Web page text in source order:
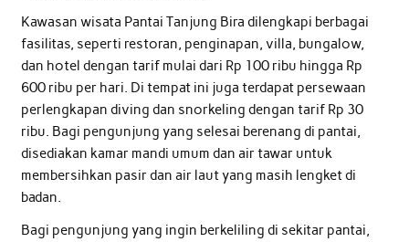
Kawasan wisata Pantai Tanjung Bira dilengkapi berbagai
fasilitas, seperti restoran, penginapan, villa, bungalow,
dan hotel dengan tarif mulai dari Rp 100 ribu hingga Rp
600 ribu per hari. Di tempat ini juga terdapat persewaan
perlengkapan diving dan snorkeling dengan tarif Rp 30
ribu. Bagi pengunjung yang selesai berenang di pantai,
disediakan kamar mandi umum dan air tawar untuk
membersihkan pasir dan air laut yang masih lengket di
badan.
Bagi pengunjung yang ingin berkeliling di sekitar pantai,